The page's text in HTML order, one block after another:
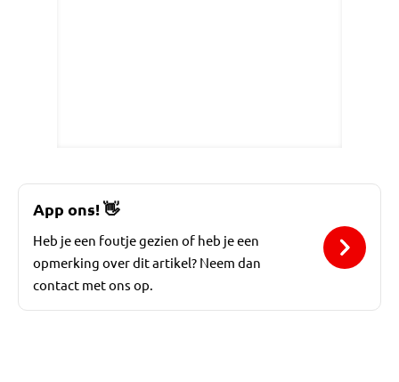
App ons!👋
Heb je een foutje gezien of heb je een
opmerking over dit artikel? Neem dan
contact met ons op.